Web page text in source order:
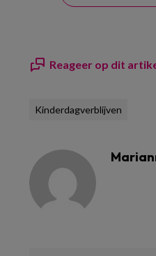
Reageer op dit
Kinderdagverblijven